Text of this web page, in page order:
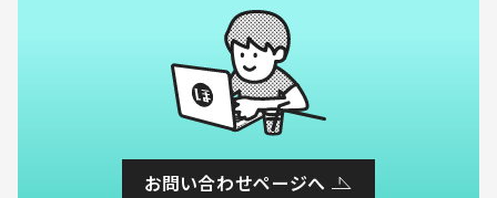
お問い合わせページへ